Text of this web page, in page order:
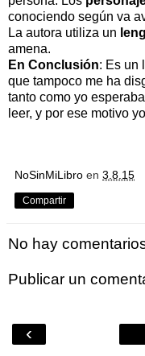
conociendo según va
La autora utiliza un
amena.
En Conclusión: Es un
que tampoco me ha
tanto como yo
leer, y por ese motivo
NoSinMiLibro en 3.8.15
Compartir
No hay
Publicar un
‹